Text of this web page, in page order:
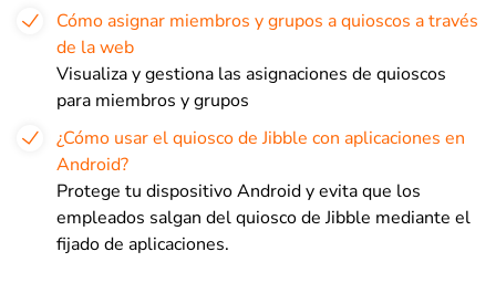
Cómo asignar miembros y grupos a quioscos a través
de la web
Visualiza y gestiona las asignaciones de quioscos
para miembros y grupos
¿Cómo usar el quiosco de Jibble con aplicaciones en
Android?
Protege tu dispositivo Android y evita que los
empleados salgan del quiosco de Jibble mediante el
fijado de aplicaciones.